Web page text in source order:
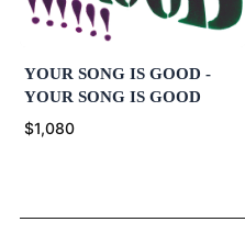
YOUR SONG IS GOOD -
YOUR SONG IS GOOD
$1,080